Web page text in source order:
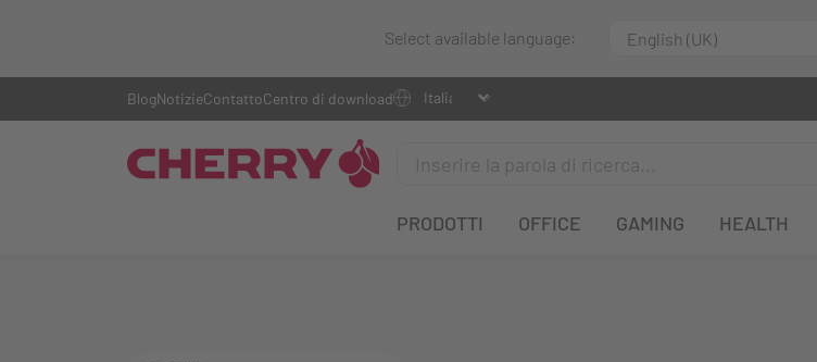
Select available language:
PRODOTTI OFFICE GAMING HEALTH
BlogNotizieContattoCentro di download